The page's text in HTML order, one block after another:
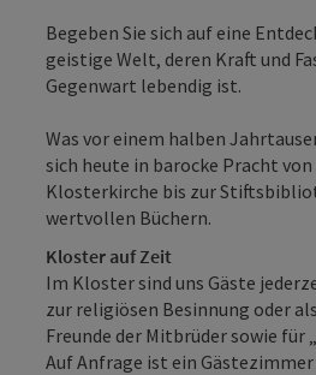
Begeben Sie sich auf eine
geistige Welt, deren Kraft und
Gegenwart lebendig ist.
Was vor einem halben
sich heute in barocke Pracht
Klosterkirche bis zur
wertvollen Büchern.
Kloster auf Zeit
Im Kloster sind uns Gäste
zur religiösen Besinnung oder
Freunde der Mitbrüder sowie für
Auf Anfrage ist ein